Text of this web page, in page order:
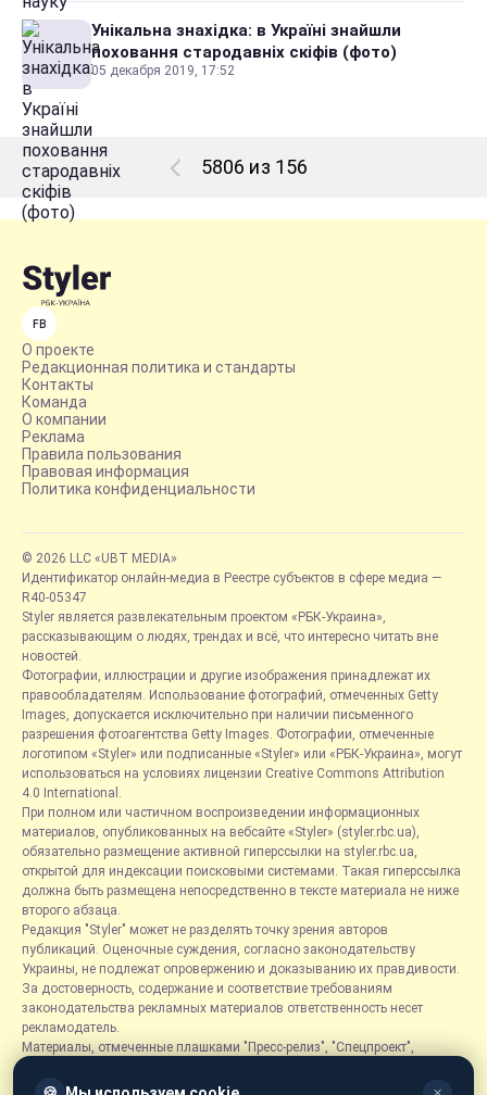
Унікальна знахідка: в Україні знайшли
поховання стародавніх скіфів (фото)
05 декабря 2019, 17:52
5806 из 156
FB
О проекте
Редакционная политика и стандарты
Контакты
Команда
О компании
Реклама
Правила пользования
Правовая информация
Политика конфиденциальности
© 2026 LLC «UBT MEDIA»
Идентификатор онлайн-медиа в Реестре субъектов в сфере медиа —
R40-05347
Styler является развлекательным проектом «РБК-Украина»,
рассказывающим о людях, трендах и всё, что интересно читать вне
новостей.
Фотографии, иллюстрации и другие изображения принадлежат их
правообладателям. Использование фотографий, отмеченных Getty
Images, допускается исключительно при наличии письменного
разрешения фотоагентства Getty Images. Фотографии, отмеченные
логотипом «Styler» или подписанные «Styler» или «РБК-Украина», могут
использоваться на условиях лицензии Creative Commons Attribution
4.0 International.
При полном или частичном воспроизведении информационных
материалов, опубликованных на вебсайте «Styler» (styler.rbc.ua),
обязательно размещение активной гиперссылки на styler.rbc.ua,
открытой для индексации поисковыми системами. Такая гиперссылка
должна быть размещена непосредственно в тексте материала не ниже
второго абзаца.
Редакция "Styler" может не разделять точку зрения авторов
публикаций. Оценочные суждения, согласно законодательству
Украины, не подлежат опровержению и доказыванию их правдивости.
За достоверность, содержание и соответствие требованиям
законодательства рекламных материалов ответственность несет
рекламодатель.
Материалы, отмеченные плашками "Пресс-релиз", "Спецпроект",
размещаются на правах рекламы.